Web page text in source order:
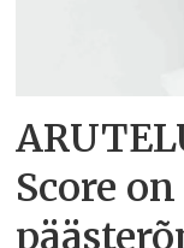
Score